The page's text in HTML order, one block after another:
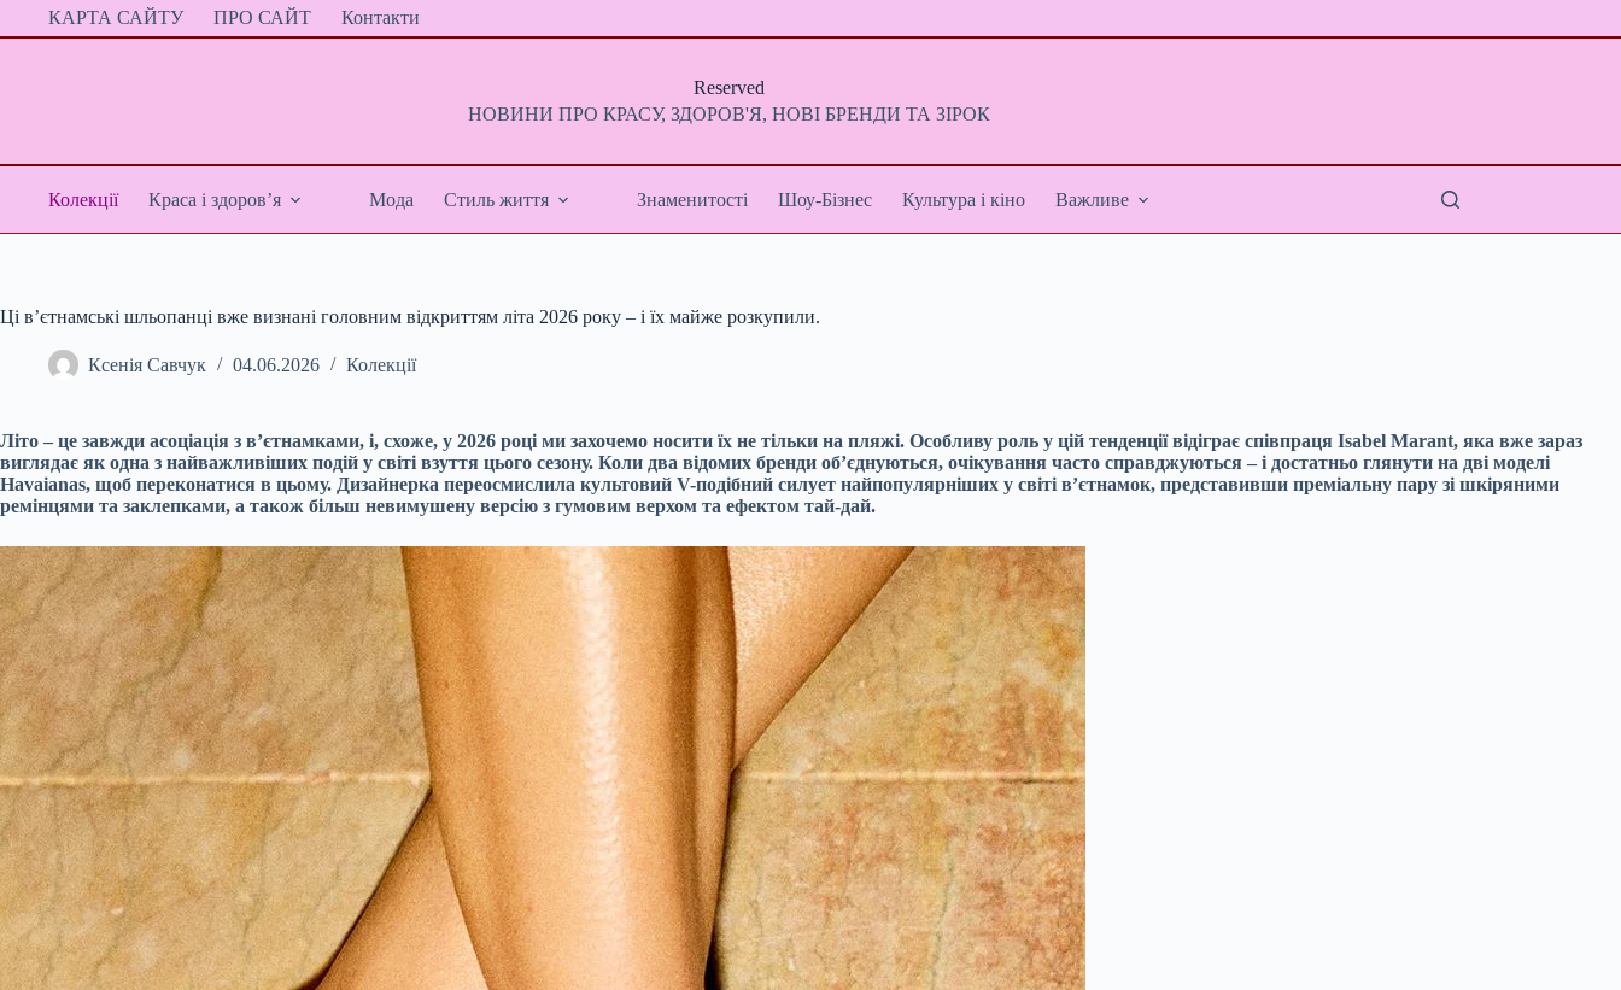
ПерейтиКАРТА САЙТУ ПРО САЙТ Контакти
Reserved
НОВИНИ ПРО КРАСУ, ЗДОРОВ'Я, НОВІ БРЕНДИ ТА ЗІРОК
Колекції Краса і здоров’я Мода Стиль життя Знаменитості Шоу-Бізнес Культура і кіно Важливе
Ці в’єтнамські шльопанці вже визнані головним відкриттям літа 2026 року – і їх майже розкупили.
Ксенія Савчук 04.06.2026 Колекції
Літо – це завжди асоціація з в’єтнамками, і, схоже, у 2026 році ми захочемо носити їх не тільки на пляжі. Особливу роль у цій тенденції відіграє співпраця Isabel Marant, яка вже зараз
виглядає як одна з найважливіших подій у світі взуття цього сезону. Коли два відомих бренди об’єднуються, очікування часто справджуються – і достатньо глянути на дві моделі
Havaianas, щоб переконатися в цьому. Дизайнерка переосмислила культовий V-подібний силует найпопулярніших у світі в’єтнамок, представивши преміальну пару зі шкіряними
ремінцями та заклепками, а також більш невимушену версію з гумовим верхом та ефектом тай-дай.